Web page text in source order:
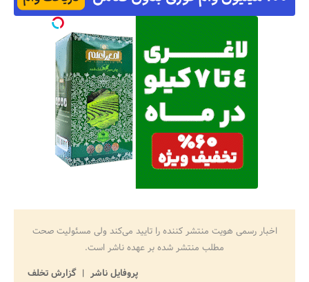
اخبار رسمی هویت منتشر کننده را تایید می‌کند ولی مسئولیت صحت
مطلب منتشر شده بر عهده ناشر است.
پروفایل ناشر
گزارش تخلف